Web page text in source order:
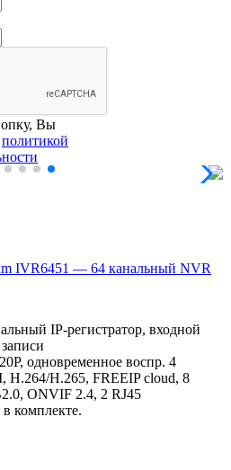
Вы
политикой
IVR6451 — 64 канальный NVR
IP-регистратор, входной
одновременное воспр. 4
H.265, FREEIP cloud, 8
ONVIF 2.4, 2 RJ45
комплекте.